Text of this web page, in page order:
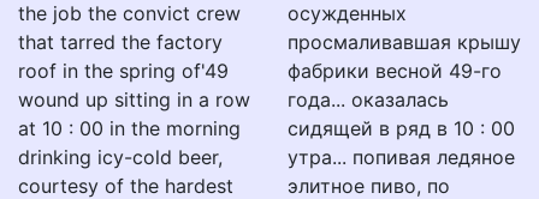
the job the convict crew
that tarred the factory
roof in the spring of'49
wound up sitting in a row
at 10 : 00 in the morning
drinking icy-cold beer,
courtesy of the hardest
осужденных
просмаливавшая крышу
фабрики весной 49-го
года... оказалась
сидящей в ряд в 10 : 00
утра... попивая ледяное
элитное пиво, по